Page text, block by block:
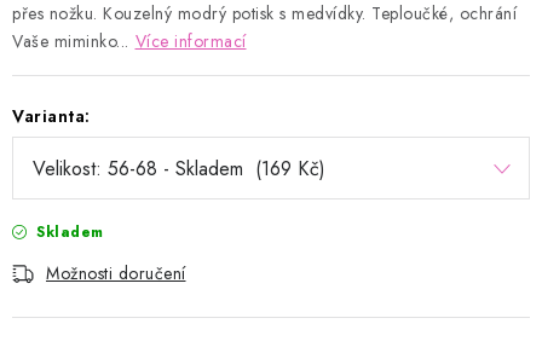
přes nožku. Kouzelný modrý potisk s medvídky. Teploučké, ochrání
Vaše miminko... Více informací
Varianta:
Skladem
Možnosti doručení